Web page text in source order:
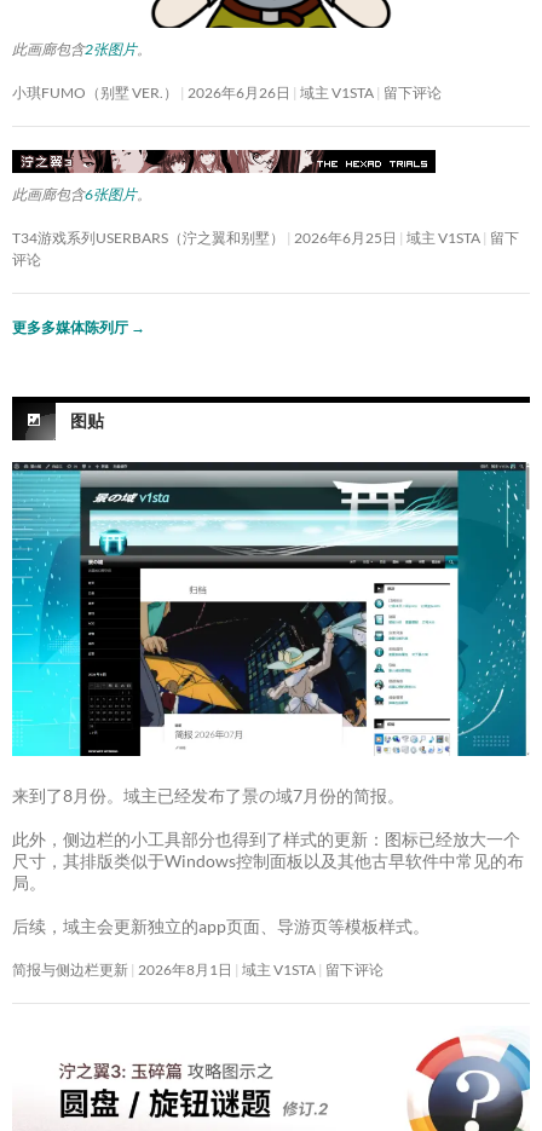
此画廊包含2张图片。
小琪FUMO（别墅 VER.） 2026年6月26日 域主 V1STA 留下评论
此画廊包含6张图片。
T34游戏系列USERBARS（泞之翼和别墅） 2026年6月25日 域主 V1STA 留下
评论
更多多媒体陈列厅 →
图贴
来到了8月份。域主已经发布了景の域7月份的简报。
此外，侧边栏的小工具部分也得到了样式的更新：图标已经放大一个
尺寸，其排版类似于Windows控制面板以及其他古早软件中常见的布
局。
后续，域主会更新独立的app页面、导游页等模板样式。
简报与侧边栏更新 2026年8月1日 域主 V1STA 留下评论